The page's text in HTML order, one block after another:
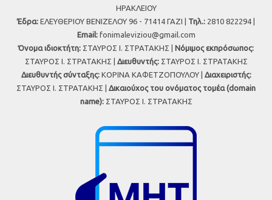
ΗΡΑΚΛΕΙΟΥ
Έδρα: ΕΛΕΥΘΕΡΙΟΥ ΒΕΝΙΖΕΛΟΥ 96 - 71414 ΓΑΖΙ | Τηλ.: 2810 822294 |
Εmail: fonimaleviziou@gmail.com
Όνομα ιδιοκτήτη: ΣΤΑΥΡΟΣ Ι. ΣΤΡΑΤΑΚΗΣ | Νόμιμος εκπρόσωπος:
ΣΤΑΥΡΟΣ Ι. ΣΤΡΑΤΑΚΗΣ | Διευθυντής:ΣΤΑΥΡΟΣ Ι. ΣΤΡΑΤΑΚΗΣ
Διευθυντής σύνταξης:ΚΟΡΙΝΑ ΚΑΦΕΤΖΟΠΟΥΛΟΥ | Διαχειριστής:
ΣΤΑΥΡΟΣ Ι. ΣΤΡΑΤΑΚΗΣ | Δικαιούχος του ονόματος τομέα (domain
name):ΣΤΑΥΡΟΣ Ι. ΣΤΡΑΤΑΚΗΣ